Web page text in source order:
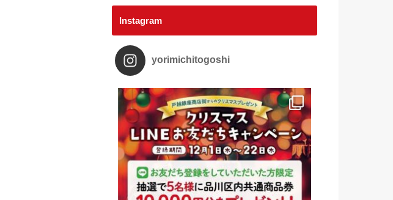
Instagram
yorimichitogoshi